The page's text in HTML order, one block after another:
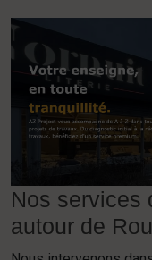
Nos services
autour de